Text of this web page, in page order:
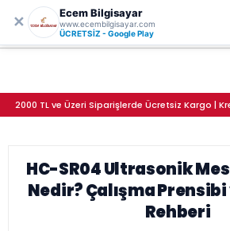
✕
Ecem Bilgisayar
www.ecembilgisayar.com
ÜCRETSİZ - Google Play
2000 TL ve Üzeri Siparişlerde Ücretsiz Kargo |
HC-SR04 Ultrasonik
Nedir? Çalışma
Rehberi
ECEM BİLGİSAYAR